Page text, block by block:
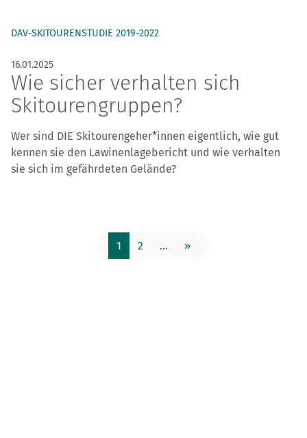
DAV-SKITOURENSTUDIE 2019-2022
16.01.2025
Wie sicher verhalten sich
Skitourengruppen?
Wer sind DIE Skitourengeher*innen eigentlich, wie gut
kennen sie den Lawinenlagebericht und wie verhalten
sie sich im gefährdeten Gelände?
1 2 ... »